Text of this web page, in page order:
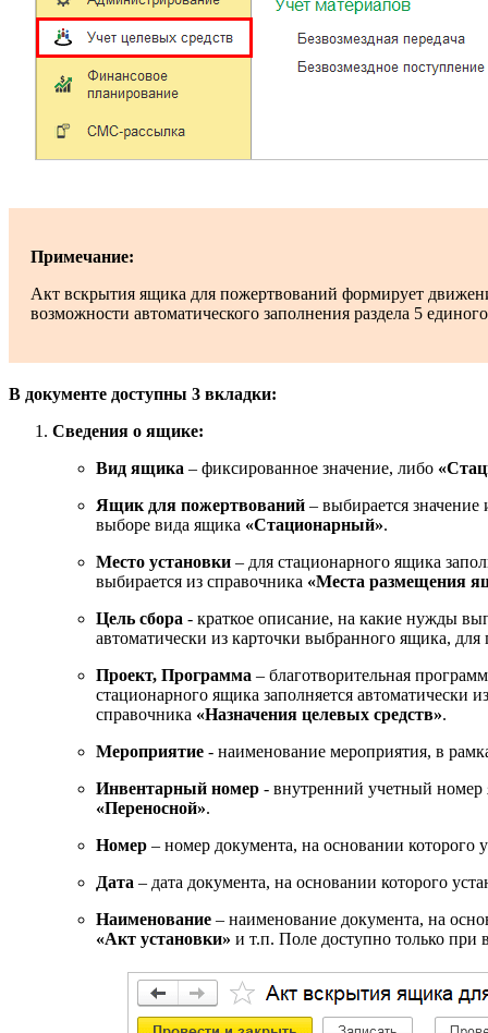
Примечание:
Акт вскрытия ящика для пожертвований формирует
возможности автоматического заполнения раздела 5
В документе доступны 3 вкладки:
Сведения о ящике:
Вид ящика – фиксированное значение, либо
Ящик для пожертвований – выбирается
выборе вида ящика «Стационарный».
Место установки – для стационарного ящика
выбирается из справочника «Места размещения
Цель сбора - краткое описание, на какие нужды
автоматически из карточки выбранного ящика,
Проект, Программа – благотворительная
стационарного ящика заполняется автоматически
справочника «Назначения целевых средств».
Мероприятие - наименование мероприятия, в
Инвентарный номер - внутренний учетный номер
«Переносной».
Номер – номер документа, на основании
Дата – дата документа, на основании которого
Наименование – наименование документа, на
«Акт установки» и т.п. Поле доступно только